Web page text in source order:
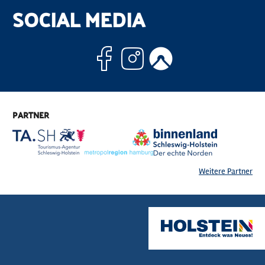
SOCIAL MEDIA
Facebook
Instagram
PARTNER
Weitere Partner